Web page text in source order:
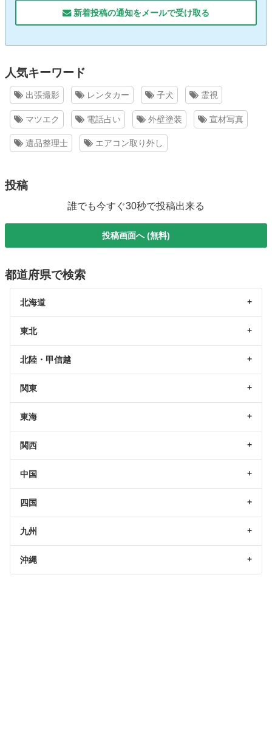
新着投稿の通知をメールで受け取る
人気キーワード
出張撮影 レンタカー 子犬 霊視
マツエク 電話占い 外壁塗装 宣材写真
遺品整理士 エアコン取り外し
投稿
誰でも今すぐ30秒で投稿出来る
投稿画面へ (無料)
都道府県で検索
北海道
東北
北陸・甲信越
関東
東海
関西
中国
四国
九州
沖縄